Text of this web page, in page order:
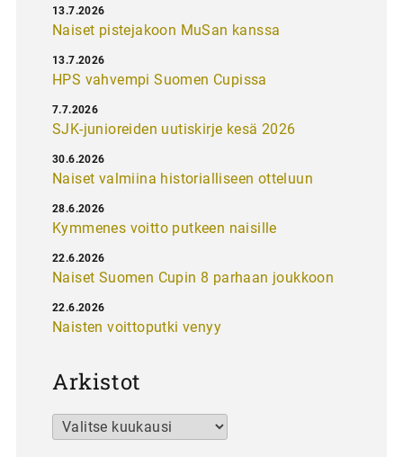
Naiset pistejakoon MuSan kanssa
13.7.2026
HPS vahvempi Suomen Cupissa
13.7.2026
SJK-junioreiden uutiskirje kesä 2026
7.7.2026
Naiset valmiina historialliseen otteluun
30.6.2026
Kymmenes voitto putkeen naisille
28.6.2026
Naiset Suomen Cupin 8 parhaan joukkoon
22.6.2026
Naisten voittoputki venyy
22.6.2026
Arkistot
Arkistot